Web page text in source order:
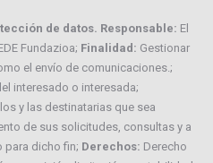
de datos. Responsable: El
Fundazioa; Finalidad: Gestionar
el envío de comunicaciones.;
interesado o interesada;
y las destinatarias que sea
de sus solicitudes, consultas y a
para dicho fin; Derechos: Derecho